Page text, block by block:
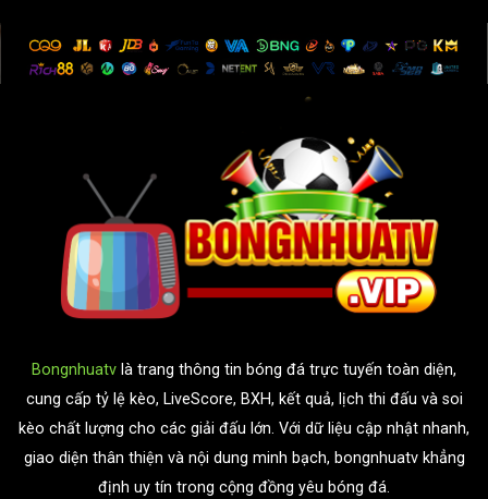
Bongnhuatv là trang thông tin bóng đá trực tuyến toàn diện,
cung cấp tỷ lệ kèo, LiveScore, BXH, kết quả, lịch thi đấu và soi
kèo chất lượng cho các giải đấu lớn. Với dữ liệu cập nhật nhanh,
giao diện thân thiện và nội dung minh bạch, bongnhuatv khẳng
định uy tín trong cộng đồng yêu bóng đá.